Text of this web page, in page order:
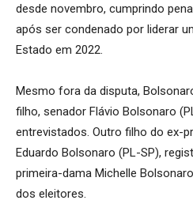
desde novembro, cumprindo
após ser condenado por liderar
Estado em 2022.
Mesmo fora da disputa,
filho, senador Flávio Bolsonaro
entrevistados. Outro filho do ex-
Eduardo Bolsonaro (PL-SP),
primeira-dama Michelle
dos eleitores.